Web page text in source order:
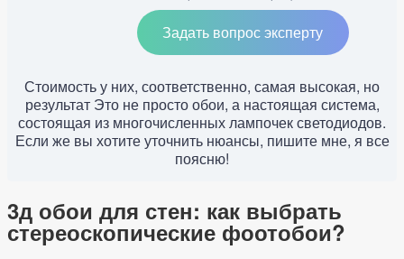
Задать вопрос эксперту
Стоимость у них, соответственно, самая высокая, но
результат Это не просто обои, а настоящая система,
состоящая из многочисленных лампочек светодиодов.
Если же вы хотите уточнить нюансы, пишите мне, я все
поясню!
3д обои для стен: как выбрать
стереоскопические фоотобои?